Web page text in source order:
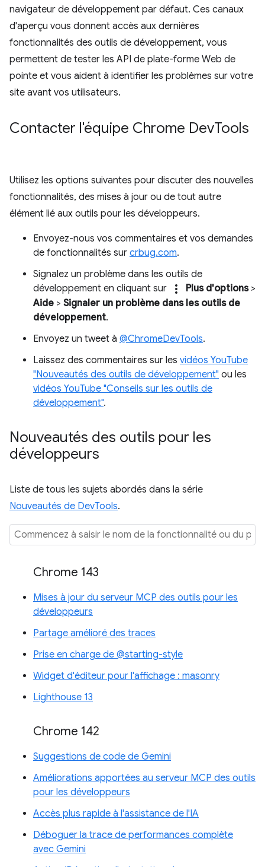
navigateur de développement par défaut. Ces canaux
d'aperçu vous donnent accès aux dernières
fonctionnalités des outils de développement, vous
permettent de tester les API de plate-forme Web de
pointe et vous aident à identifier les problèmes sur votre
site avant vos utilisateurs.
Contacter l'équipe Chrome DevTools
Utilisez les options suivantes pour discuter des nouvelles
fonctionnalités, des mises à jour ou de tout autre
élément lié aux outils pour les développeurs.
Envoyez-nous vos commentaires et vos demandes
de fonctionnalités sur crbug.com.
Signalez un problème dans les outils de
développement en cliquant sur
more_vert Plus d'options>
Aide > Signaler un problème dans les outils de
développement.
Envoyez un tweet à @ChromeDevTools.
Laissez des commentaires sur les vidéos YouTube
"Nouveautés des outils de développement" ou les
vidéos YouTube "Conseils sur les outils de
développement".
Nouveautés des outils pour les
développeurs
Liste de tous les sujets abordés dans la série
Nouveautés de DevTools.
Chrome 143
Mises à jour du serveur MCP des outils pour les
développeurs
Partage amélioré des traces
Prise en charge de @starting-style
Widget d'éditeur pour l'affichage : masonry
Lighthouse 13
Chrome 142
Suggestions de code de Gemini
Améliorations apportées au serveur MCP des outils
pour les développeurs
Accès plus rapide à l'assistance de l'IA
Déboguer la trace de performances complète
avec Gemini